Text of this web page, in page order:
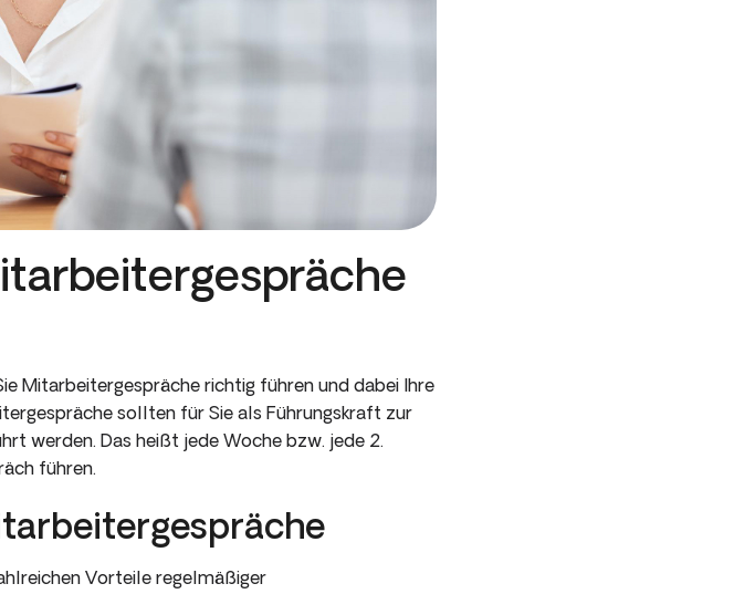
Mitarbeitergespräche richtig führen und dabei Ihre
sollten für Sie als Führungskraft zur
werden. Das heißt jede Woche bzw. jede 2.
führen.
Vorteile regelmäßiger